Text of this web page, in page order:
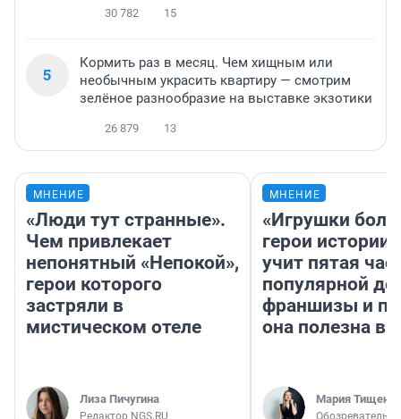
30 782 15
5
Кормить раз в месяц. Чем хищным или
необычным украсить квартиру — смотрим
зелёное разнообразие на выставке экзотики
26 879 13
МНЕНИЕ
«Люди тут странные».
Чем привлекает
непонятный «Непокой»,
герои которого
застряли в
мистическом отеле
Лиза Пичугина
МНЕНИЕ
«Игрушки
герои
учит пятая
популярной
франшизы и
она полезна
Мария Тищенко